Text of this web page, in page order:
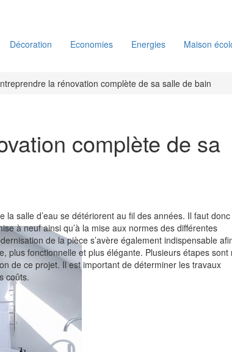
Décoration Economies Energies Maison
la rénovation complète de sa salle de bain
complète de sa
la salle d’eau se détériorent au fil des années. Il faut donc
à neuf ainsi qu’à la mise aux normes des différentes
de la pièce s’avère également indispensable
plus fonctionnelle et plus élégante. Plusieurs étapes sont
de ce projet. Il est important de déterminer les travaux
coûts.